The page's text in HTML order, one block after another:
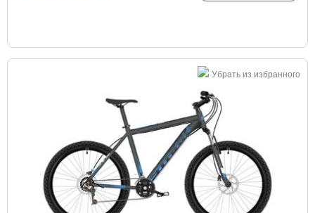
Убрать из избранного